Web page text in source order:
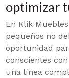
optimizar
En Klik
pequeños no
oportunidad
conscientes
una línea